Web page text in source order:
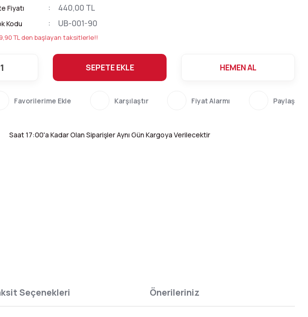
Fiyatı 440,00 TL
Kodu UB-001-90
TL den başlayan taksitlerle!!
SEPETE EKLE HEMEN AL
Karşılaştır Fiyat Alarmı Paylaş
Saat 17:00'a Kadar Olan Siparişler Aynı Gün Kargoya Verilecektir
Seçenekleri Önerileriniz